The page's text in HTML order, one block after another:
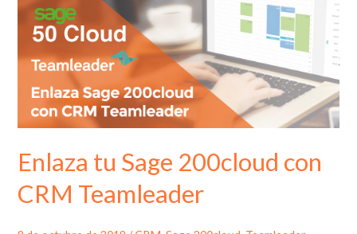
Enlaza tu Sage 200cloud con
CRM Teamleader